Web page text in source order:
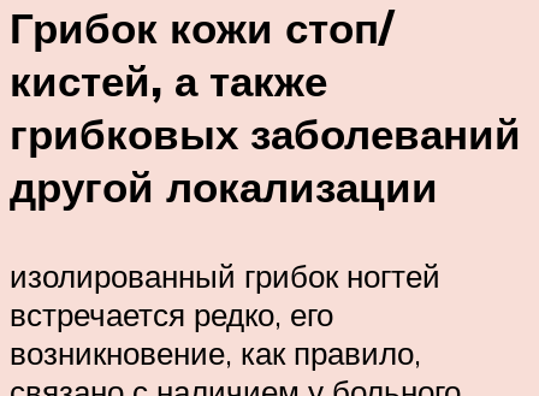
Грибок кожи стоп/
кистей, а также
грибковых заболеваний
другой локализации
изолированный грибок ногтей
встречается редко, его
возникновение, как правило,